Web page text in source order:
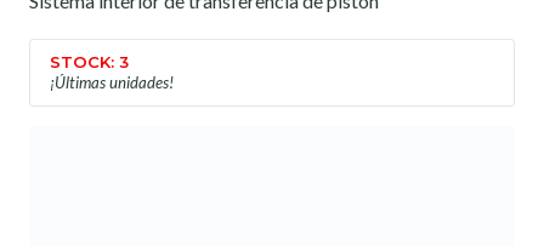
STOCK: 3
¡Últimas unidades!